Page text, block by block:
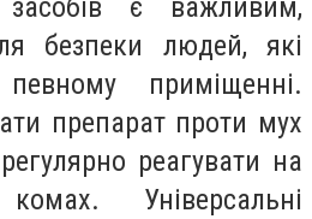
засобів є важливим,
безпеки людей, які
приміщенні.
препарат проти мух
реагувати на
Універсальні